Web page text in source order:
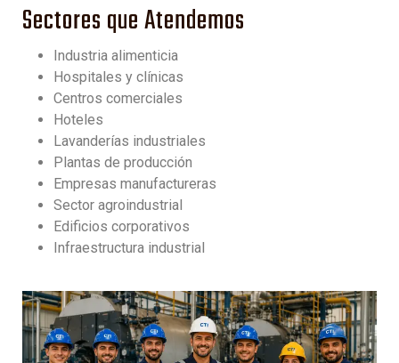
Sectores que Atendemos
Industria alimenticia
Hospitales y clínicas
Centros comerciales
Hoteles
Lavanderías industriales
Plantas de producción
Empresas manufactureras
Sector agroindustrial
Edificios corporativos
Infraestructura industrial